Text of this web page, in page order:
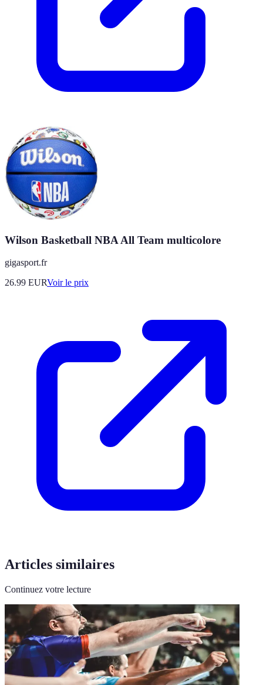
Wilson Basketball NBA All Team multicolore
gigasport.fr
26.99 EURVoir le prix
Articles similaires
Continuez votre lecture